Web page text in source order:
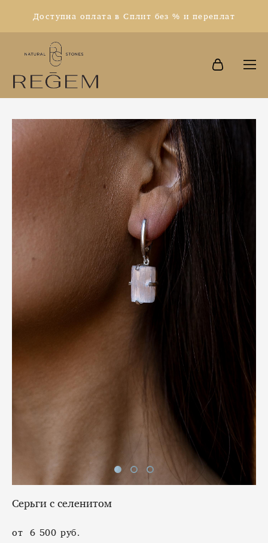
Доступна оплата в Сплит без % и переплат
Серьги с селенитом
от 6 500 pуб.